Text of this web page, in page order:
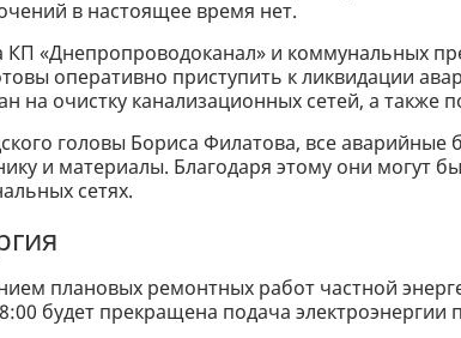
в настоящее время нет.
КП «Днепропроводоканал» и коммунальных
оперативно приступить к ликвидации
на очистку канализационных сетей, а также
головы Бориса Филатова, все
и материалы. Благодаря этому они могут
сетях.
плановых ремонтных работ частной
будет прекращена подача